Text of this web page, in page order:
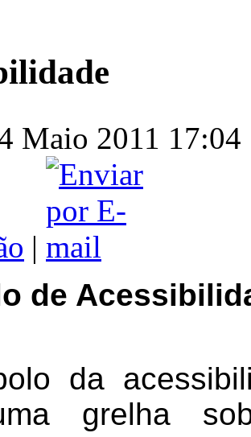
Maio 2011
|
de
da
grelha